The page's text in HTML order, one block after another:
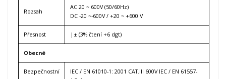
Rozsah
AC 20 ~ 600V (50/60Hz)
DC -20 ~-600V / +20 ~ +600 V
Přesnost |± (3% čtení +6 dgt)
Obecné
Bezpečnostní
IEC / EN 61010-1: 2001 CAT.III 600V IEC / EN 61557-